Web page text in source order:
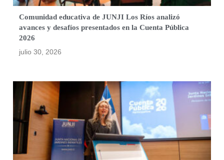
Comunidad educativa de JUNJI Los Ríos analizó
avances y desafíos presentados en la Cuenta Pública
2026
julio 30, 2026